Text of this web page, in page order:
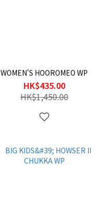
WOMEN'S HOOROMEO WP
HK$435.00
HK$1,450.00